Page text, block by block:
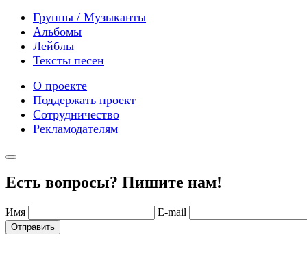
Группы / Музыканты
Альбомы
Лейблы
Тексты песен
О проекте
Поддержать проект
Сотрудничество
Рекламодателям
Есть вопросы? Пишите нам!
Имя E-mail